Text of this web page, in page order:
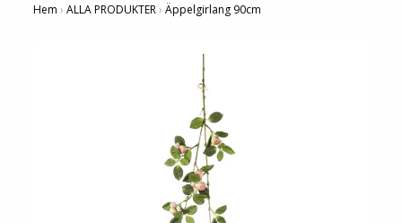
Hem › ALLA PRODUKTER› Äppelgirlang 90cm